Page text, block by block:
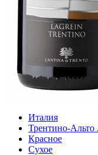
Италия
Трентино-
Красное
Сухое